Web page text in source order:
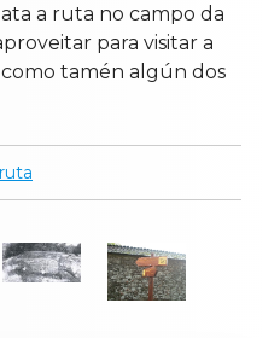
a ruta no campo da
para visitar a
tamén algún dos
ruta